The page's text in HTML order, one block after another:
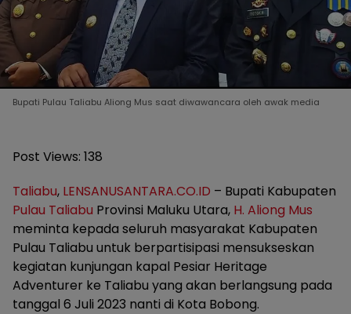
Bupati Pulau Taliabu Aliong Mus saat diwawancara oleh awak media
Post Views: 138
Taliabu, LENSANUSANTARA.CO.ID – Bupati Kabupaten
Pulau Taliabu Provinsi Maluku Utara, H. Aliong Mus
meminta kepada seluruh masyarakat Kabupaten
Pulau Taliabu untuk berpartisipasi mensukseskan
kegiatan kunjungan kapal Pesiar Heritage
Adventurer ke Taliabu yang akan berlangsung pada
tanggal 6 Juli 2023 nanti di Kota Bobong.